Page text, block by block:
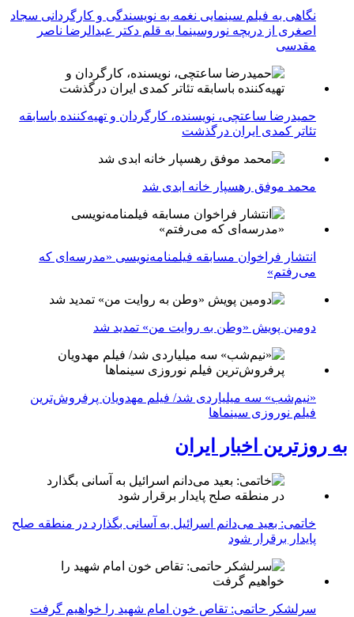
نگاهی به فیلم سینمایی نغمه به نویسندگی و کارگردانی سجاد
اصغری از دریچه نوروسینما به قلم دکتر عبدالرضا ناصر
مقدسی
حمیدرضا ساعتچی، نویسنده، کارگردان و تهیه‌کننده باسابقه
تئاتر کمدی ایران درگذشت
محمد موفق رهسپار خانه ابدی شد
انتشار فراخوان مسابقه فیلمنامه‌نویسی «مدرسه‌ای که
می‌رفتم»
دومین پویش «وطن به روایت من» تمدید شد
«نیم‌شب» سه میلیاردی شد/ فیلم مهدویان پرفروش‌ترین
فیلم نوروزی سینماها
به روزترین اخبار ایران
خاتمی: بعید می‌دانم اسرائیل به آسانی بگذارد در منطقه صلح
پایدار برقرار شود
سرلشکر حاتمی: تقاص خون امام شهید را خواهیم گرفت